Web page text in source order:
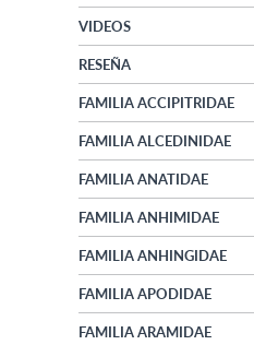
VIDEOS
RESEÑA
FAMILIA ACCIPITRIDAE
FAMILIA ALCEDINIDAE
FAMILIA ANATIDAE
FAMILIA ANHIMIDAE
FAMILIA ANHINGIDAE
FAMILIA APODIDAE
FAMILIA ARAMIDAE